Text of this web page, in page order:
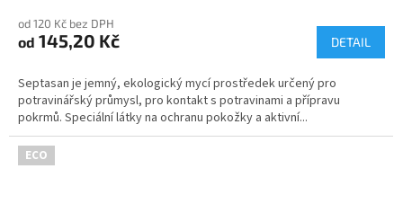
produktu
je
z
5
hvězdiček.
od 120 Kč bez DPH
od 145,20 Kč DETAIL
Septasan je jemný, ekologický mycí prostředek určený pro
potravinářský průmysl, pro kontakt s potravinami a přípravu
pokrmů. Speciální látky na ochranu pokožky a aktivní...
ECO